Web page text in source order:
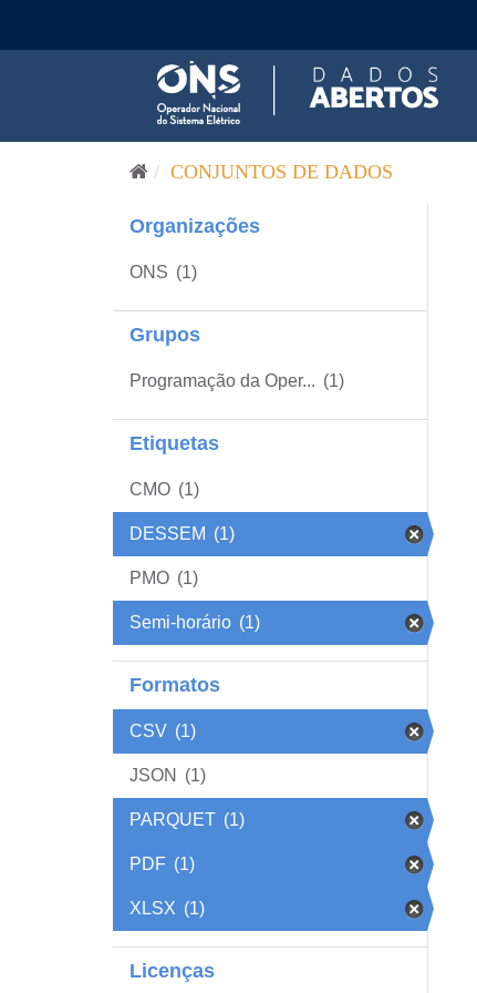
CONJUNTOS DE DADOS
Organizações
ONS (1)
Grupos
Programação da Oper... (1)
Etiquetas
CMO (1)
DESSEM (1)
PMO (1)
Semi-horário (1)
Formatos
CSV (1)
JSON (1)
PARQUET (1)
PDF (1)
XLSX (1)
Licenças